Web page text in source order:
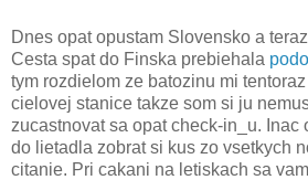
Dnes opat opustam Slovensko a
Cesta spat do Finska prebiehala
tym rozdielom ze batozinu mi
cielovej stanice takze som si ju
zucastnovat sa opat check-in_u. Inac
do lietadla zobrat si kus zo vsetkych
citanie. Pri cakani na letiskach sa